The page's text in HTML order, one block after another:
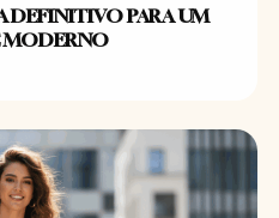
DEFINITIVO PARA UM
MODERNO